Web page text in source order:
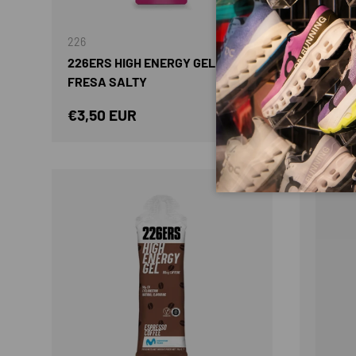
226
226ERS HIGH ENERGY GEL 76 GR
FRESA SALTY
Precio normal
€3,50 EUR
226